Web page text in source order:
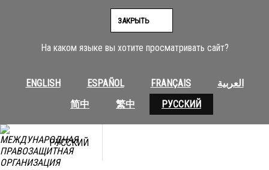
На каком языке вы хотите просматривать сайт?
ENGLISH ESPAÑOL FRANÇAIS
العربية
简中
繁中 РУССКИЙ
ЗАКРЫТЬ
РУССКИЙ